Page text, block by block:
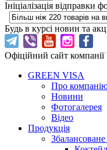
Ініціалізація відправки
Будь в курсі новин та
Офіційний сайт
GREEN VISA
Про
Новини
Фотогалерея
Відео
Продукція